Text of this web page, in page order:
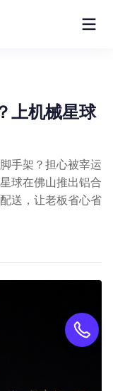
上机械星球
手架？担心被宰运
球在佛山推出铝合
送，让老板省心省